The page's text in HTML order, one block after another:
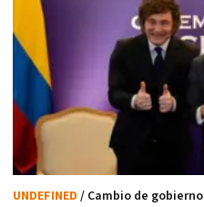
UNDEFINED / Cambio de gobierno